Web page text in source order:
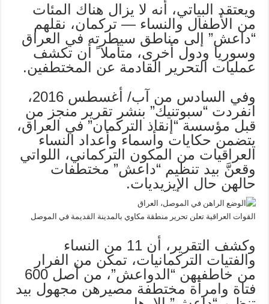
ويعتقد البياتي، أنه لا يزال هناك المئات
من الأطفال والنساء — تركمان، نقلهم
“داعش” إلى مناطق سيطرته في العراق
وسوريا ودول أخرى، متأملا ً أن تكشف
عمليات التحرير القادمة عن المختطفين.
وفي السادس من آب/ أغسطس 2016،
انفردت “سبوتنيك” بنشر تقرير منجز من
قبل مؤسسة “إنقاذ التركمان” في العراق،
يتضمن حكايات وأسماء وأعداد النساء
العراقيات من المكون التركماني، اللواتي
وقعنَّ بيد تنظيم “داعش” مختطفات
حالهن حال الإيزيديات.
القوات العراقية تعلن تحرير منطقة مكاوي بالمدينة القديمة في الموصل
وكشف التقرير، أن 11 من النساء
والفتيات التركمانيات، تمكن من الفرار
من خاطفيهن “الدواعش”، من أصل 600
فتاة وامرأة مختطفة مصيرهن مجهول بيد